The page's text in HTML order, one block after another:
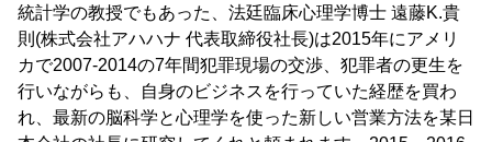
統計学の教授でもあった、法廷臨床心理学博士 遠藤K.貴
則(株式会社アハハナ 代表取締役社長)は2015年にアメリ
カで2007-2014の7年間犯罪現場の交渉、犯罪者の更生を
行いながらも、自身のビジネスを行っていた経歴を買わ
れ、最新の脳科学と心理学を使った新しい営業方法を某日